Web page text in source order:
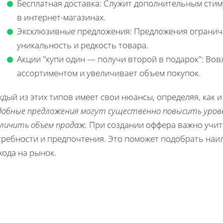
Бесплатная доставка: Служит дополнительным
в интернет-магазинах.
Эксклюзивные предложения: Предложения
уникальность и редкость товара.
Акции "купи один — получи второй в подарок":
ассортиментом и увеличивает объем покупок.
из этих типов имеет свои нюансы, определяя, как
предложения могут существенно повысить
объем продаж. При создании оффера важно
и предпочтения. Это поможет подобрать
на рынок.